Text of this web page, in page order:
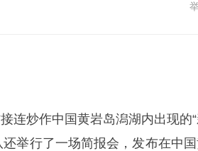
连炒作中国黄岩岛潟湖内出现的
举行了一场简报会，发布在中